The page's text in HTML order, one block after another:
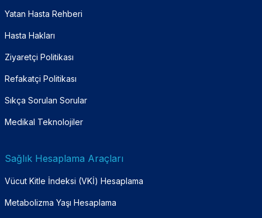
Yatan Hasta Rehberi
Hasta Hakları
Ziyaretçi Politikası
Refakatçi Politikası
Sıkça Sorulan Sorular
Medikal Teknolojiler
Sağlık Hesaplama Araçları
Vücut Kitle İndeksi (VKİ) Hesaplama
Metabolizma Yaşı Hesaplama